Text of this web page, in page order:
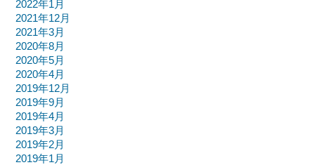
2022年1月
2021年12月
2021年3月
2020年8月
2020年5月
2020年4月
2019年12月
2019年9月
2019年4月
2019年3月
2019年2月
2019年1月